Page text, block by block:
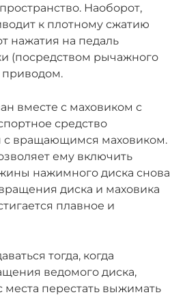
Наоборот,
к плотному сжатию
нажатия на педаль
(посредством рычажного
приводом.
вместе с маховиком с
средство
с вращающимся маховиком.
ему включить
нажимного диска снова
диска и маховика
плавное и
тогда, когда
ведомого диска,
места перестать выжимать